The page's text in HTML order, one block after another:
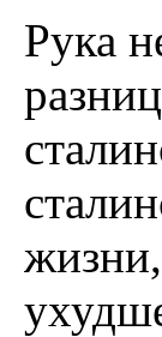
Рука